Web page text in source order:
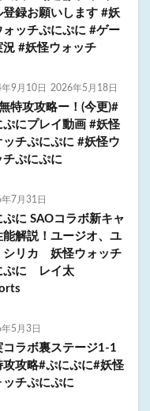
登録お願いします #妖
ォッチぷにぷに #ゲー
況 #妖怪ウォッチ
9月10日 2026年5月18日
特攻攻略ー！(今更)#
ぷにプレイ動画 #妖怪
ッチぷにぷに #妖怪ウ
チぷにぷに
7月31日
ぷに SAOコラボ新キャ
能解説！ユージオ、ユ
シリカ 妖怪ウォッチ
ぷに レイ太
5月3日
コラボ裏ステージ1-1
攻攻略#ぷにぷに#妖怪
ッチぷにぷに